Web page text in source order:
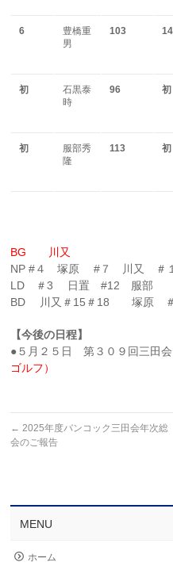
6
豊橋重
男
103 14
初
石黒泰
時
96 初
初
服部秀
隆
113 初
BG 川又
NP #４ 塚原 #７ 川又
LD ＃3 日置 #12 服
BD 川又＃15＃18 塚原
【今後の日程】
●５月２５日 第３０９回三田会
ゴルフ）
← 2025年度バンコック三田会年次総
会のご報告
MENU
ホーム